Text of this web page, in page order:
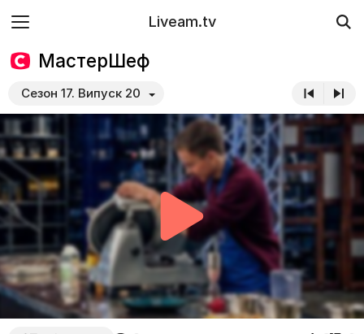
Liveam.tv
МастерШеф
Сезон 17. Випуск 20